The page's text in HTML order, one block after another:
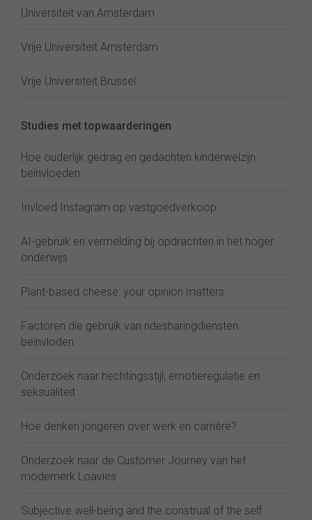
Universiteit van Amsterdam
Vrije Universiteit Amsterdam
Vrije Universiteit Brussel
Studies met topwaarderingen
Hoe ouderlijk gedrag en gedachten kinderwelzijn
beïnvloeden
Invloed Instagram op vastgoedverkoop
AI-gebruik en vermelding bij opdrachten in het hoger
onderwijs
Plant-based cheese: your opinion matters
Factoren die gebruik van ridesharingdiensten
beïnvloden
Onderzoek naar hechtingsstijl, emotieregulatie en
seksualiteit
Hoe denken jongeren over werk en carrière?
Onderzoek naar de Customer Journey van het
modemerk Loavies
Subjective well-being and the construal of the self